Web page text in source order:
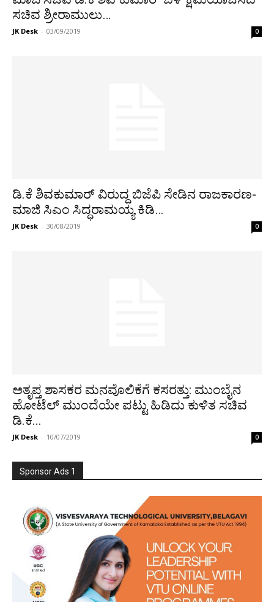
ಸಚಿವ ಶ್ರೀರಾಮುಲು…
JK Desk - 03/09/2019 0
ಡಿ.ಕೆ ಶಿವಕುಮಾರ್ ವಿರುದ್ದ ಬಿಜೆಪಿ ಸೇಡಿನ ರಾಜಕಾರಣ-
ಮಾಜಿ ಸಿಎಂ ಸಿದ್ಧರಾಮಯ್ಯ ಕಿಡಿ…
JK Desk - 30/08/2019 0
ಅತೃಪ್ತ ಶಾಸಕರ ಮನವೊಲಿಕೆಗೆ ಕಸರತ್ತು: ಮುಂಬೈನ
ಹೋಟೆಲ್ ಮುಂದೆಯೇ ಪಟ್ಟು ಹಿಡಿದು ಕುಳಿತ ಸಚಿವ
ಡಿ.ಕೆ...
JK Desk - 10/07/2019 0
Sponsor Ads 1